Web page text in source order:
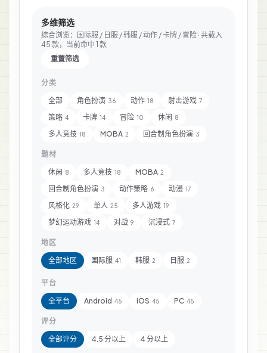
多维筛选
综合浏览：国际服 / 日服 / 韩服 / 动作 / 卡牌 / 冒险 · 共载入
45 款，当前命中 1 款
重置筛选
分类
全部
角色扮演 36 动作 18 射击游戏 7
策略 4 卡牌 14 冒险 10 休闲 8
多人竞技 18 MOBA 2 回合制角色扮演 3
题材
休闲 8 多人竞技 18 MOBA 2
回合制角色扮演 3 动作策略 6 动漫 17
风格化 29 单人 25 多人游戏 19
梦幻运动游戏 14 对战 9 沉浸式 7
地区
全部地区
国际服 41 韩服 2 日服 2
平台
全平台
Android 45 iOS 45 PC 45
评分
全部评分
4.5 分以上 4 分以上